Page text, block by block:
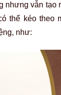
nhưng vẫn tạo
thể kéo theo
như: